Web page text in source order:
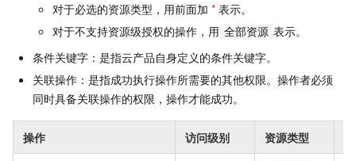
对于必选的资源类型，用前面加 * 表示。
对于不支持资源级授权的操作，用 全部资源 表示。
条件关键字：是指云产品自身定义的条件关键字。
关联操作：是指成功执行操作所需要的其他权限。操作者必须
同时具备关联操作的权限，操作才能成功。
操作 访问级别 资源类型